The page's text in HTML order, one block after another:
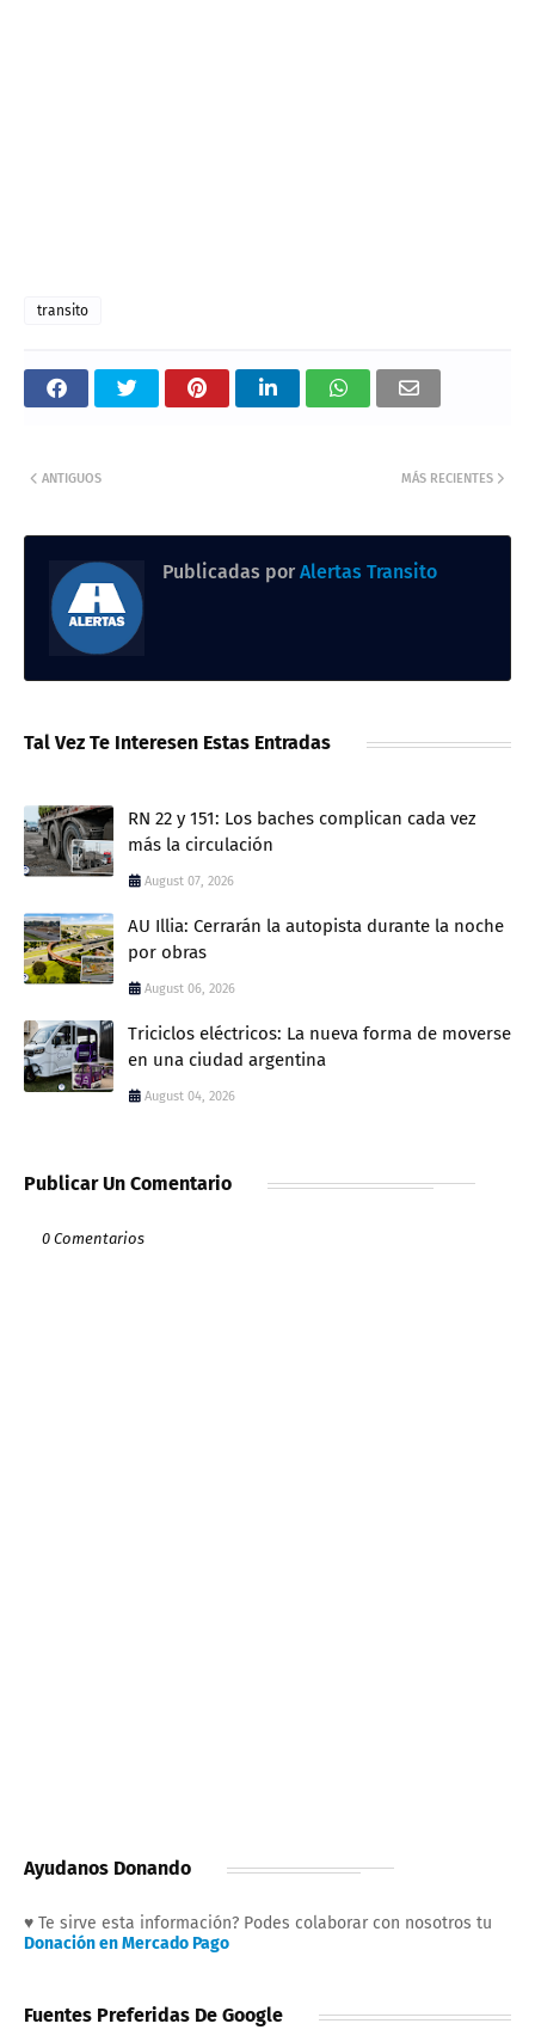
transito
MÁS RECIENTES
ANTIGUOS
Publicadas por Alertas Transito
Tal Vez Te Interesen Estas Entradas
RN 22 y 151: Los baches complican cada vez
más la circulación
August 07, 2026
AU Illia: Cerrarán la autopista durante la noche
por obras
August 06, 2026
Triciclos eléctricos: La nueva forma de moverse
en una ciudad argentina
August 04, 2026
Publicar Un Comentario
0 Comentarios
Ayudanos Donando
♥ Te sirve esta información? Podes colaborar con nosotros tu
Donación en Mercado Pago
Fuentes Preferidas De Google